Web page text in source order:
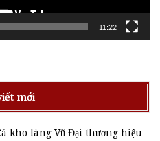
11:22
mới
kho làng Vũ Đại thương hiệu